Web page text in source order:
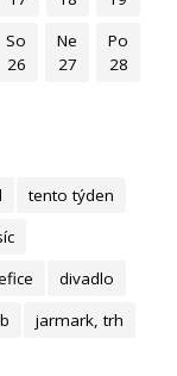
So
26
Ne
27
Po
28
tento týden
divadlo
jarmark, trh